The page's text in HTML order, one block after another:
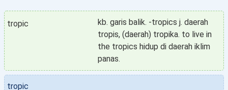
tropic
kb. garis balik. -tropics j. daerah
tropis, (daerah) tropika. to live in
the tropics hidup di daerah iklim
panas.
tropic